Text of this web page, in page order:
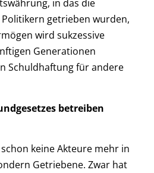
in das die
getrieben wurden,
wird sukzessive
Generationen
Schuldhaftung für andere
betreiben
keine Akteure mehr in
Getriebene. Zwar hat